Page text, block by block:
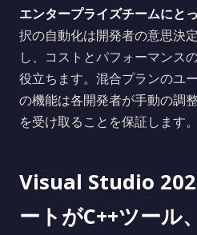
エンタープライズチームにと
択の自動化は開発者の意思決
し、コストとパフォーマンス
役立ちます。混合プランのユ
の機能は各開発者が手動の調
を受け取ることを保証します。
Visual Studio
ートがC++ツール